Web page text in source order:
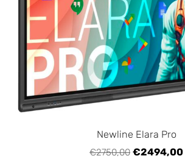
Newline Elara Pro
€2750,00 €2494,00